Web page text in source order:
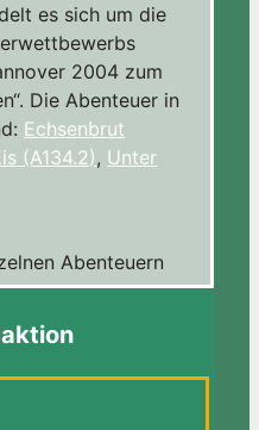
es sich um die
2004 zum
Die Abenteuer in
Echsenbrut
(A134.2), Unter
Abenteuern